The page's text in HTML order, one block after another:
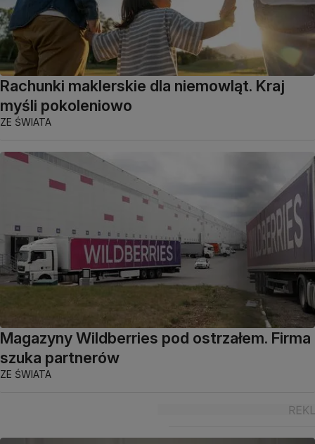
Rachunki maklerskie dla niemowląt. Kraj
myśli pokoleniowo
ZE ŚWIATA
Magazyny Wildberries pod ostrzałem. Firma
szuka partnerów
ZE ŚWIATA